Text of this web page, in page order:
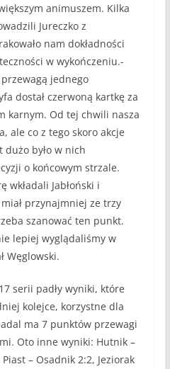
animuszem. Kilka
Jureczko z
nam dokładności
w wykończeniu.-
jednego
dostał czerwoną kartkę za
karnym. Od tej chwili nasza
ale co z tego skoro akcje
dużo było w nich
o końcowym strzale.
wkładali Jabłoński i
przynajmniej ze trzy
szanować ten punkt.
lepiej wyglądaliśmy w
Węglowski.
serii padły wyniki, które
kolejce, korzystne dla
ma 7 punktów przewagi
Oto inne wyniki: Hutnik –
– Osadnik 2:2, Jeziorak